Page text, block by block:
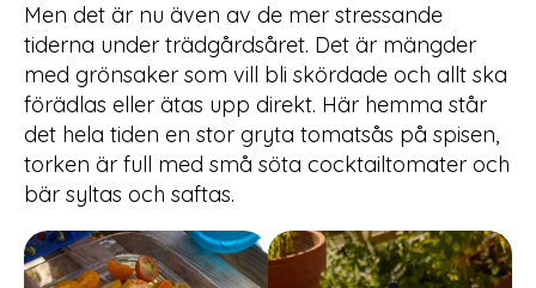
Men det är nu även av de mer stressande
tiderna under trädgårdsåret. Det är mängder
med grönsaker som vill bli skördade och allt ska
förädlas eller ätas upp direkt. Här hemma står
det hela tiden en stor gryta tomatsås på spisen,
torken är full med små söta cocktailtomater och
bär syltas och saftas.